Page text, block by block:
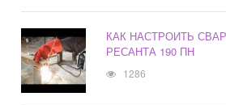
КАК НАСТРОИТЬ
РЕСАНТА 190 ПН
1286